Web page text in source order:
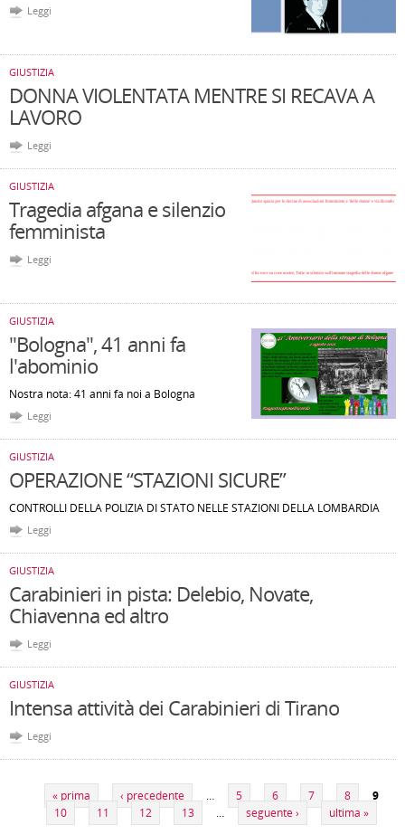
Leggi
GIUSTIZIA
DONNA VIOLENTATA MENTRE SI RECAVA A
LAVORO
Leggi
GIUSTIZIA
Tragedia afgana e silenzio
femminista
Leggi
GIUSTIZIA
"Bologna", 41 anni fa
l'abominio
Nostra nota: 41 anni fa noi a Bologna
Leggi
GIUSTIZIA
OPERAZIONE “STAZIONI SICURE”
CONTROLLI DELLA POLIZIA DI STATO NELLE STAZIONI DELLA LOMBARDIA
Leggi
GIUSTIZIA
Carabinieri in pista: Delebio, Novate,
Chiavenna ed altro
Leggi
GIUSTIZIA
Intensa attività dei Carabinieri di Tirano
Leggi
« prima ‹ precedente … 5 6 7 8
9
10
11 12 13 … seguente › ultima »